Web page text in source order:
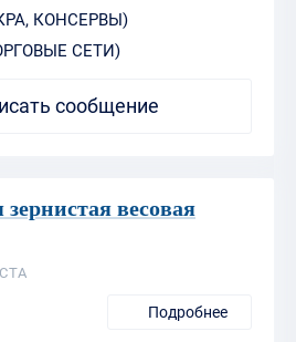
КОНСЕРВЫ)
СЕТИ)
сообщение
весовая
Подробнее